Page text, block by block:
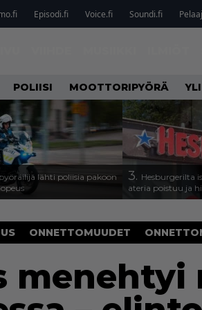
Episodi.fi Voice.fi Soundi.fi
POLIISI MOOTTORIPYÖRÄ
lähti poliisia pakoon
3. Hesburgerilta
ateria poistuu ja
ONNETTOMUUDET